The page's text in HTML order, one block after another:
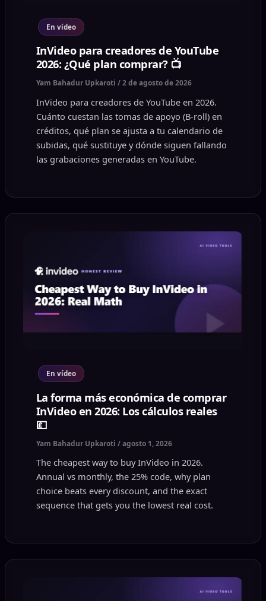
En vídeo
InVideo para creadores de YouTube
2026: ¿Qué plan comprar? 📺
Yam Bahadur Upkaroti /2 de agosto de 2026
InVideo para creadores de YouTube en 2026.
Cuánto cuestan las tomas de apoyo (B-roll) en
créditos, qué plan se ajusta a tu calendario de
subidas, qué sustituye y dónde siguen fallando
las grabaciones generadas en YouTube.
En vídeo
La forma más económica de comprar
InVideo en 2026: Los cálculos reales
💷
Yam Bahadur Upkaroti /agosto 1, 2026
The cheapest way to buy InVideo in 2026.
Annual vs monthly, the 25% code, why plan
choice beats every discount, and the exact
sequence that gets you the lowest real cost.